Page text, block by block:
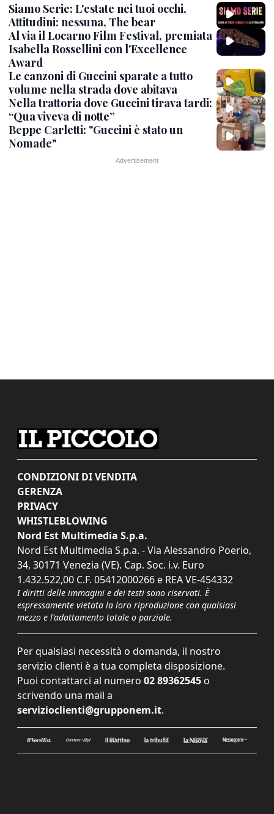
Siamo Serie: L'estate nei tuoi occhi,
Attitudini: nessuna, The bear
Al via il Locarno Film Festival, premiata
Isabella Rossellini con l'Excellence
Award
Le canzoni di Guccini sparate a tutto
volume nella strada dove abitava
Nella trattoria dove Guccini tirava tardi:
“Qua viveva di notte”
Beppe Carletti: "Guccini è stato un
Nomade"
CONDIZIONI DI VENDITA
GERENZA
PRIVACY
WHISTLEBLOWING
Nord Est Multimedia S.p.a.
Nord Est Multimedia S.p.a. - Via Alessandro Poerio,
34, 30171 Venezia (VE). Cap. Soc. i.v. Euro
1.432.522,00 C.F. 05412000266 e REA VE-454332
I diritti delle immagini e dei testi sono riservati. È
espressamente vietata la loro riproduzione con qualsiasi
mezzo e l'adattamento totale o parziale.
Per qualsiasi necessità o domanda, il nostro
servizio clienti è a tua completa disposizione.
Puoi contattarci al numero 02 89362545 o
scrivendo una mail a
servizioclienti@grupponem.it.